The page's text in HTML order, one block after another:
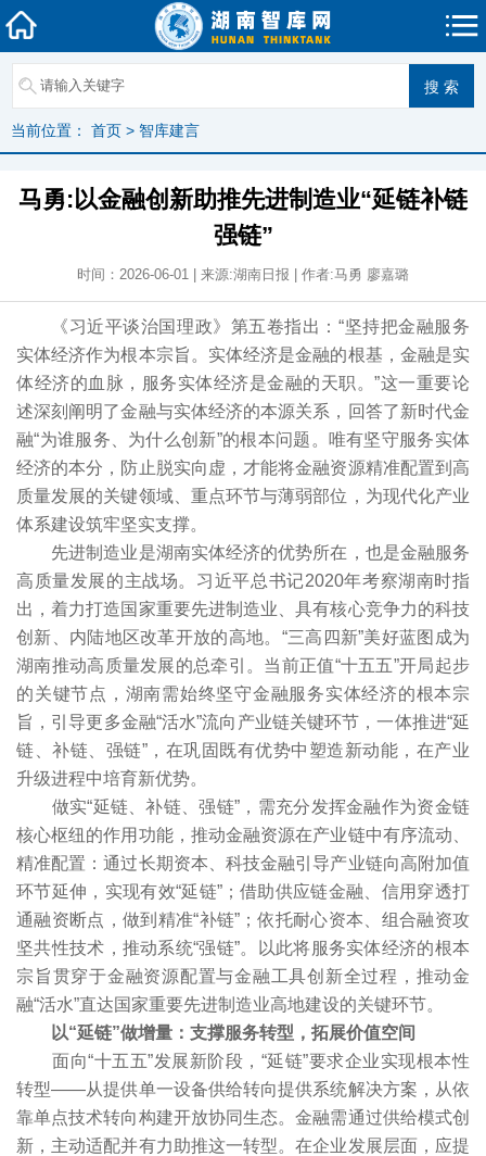
当前位置： 首页 > 智库建言
马勇:以金融创新助推先进制造业“延链补链
强链”
时间：2026-06-01 | 来源:湖南日报 | 作者:马勇 廖嘉璐
《习近平谈治国理政》第五卷指出：“坚持把金融服务
实体经济作为根本宗旨。实体经济是金融的根基，金融是实
体经济的血脉，服务实体经济是金融的天职。”这一重要论
述深刻阐明了金融与实体经济的本源关系，回答了新时代金
融“为谁服务、为什么创新”的根本问题。唯有坚守服务实体
经济的本分，防止脱实向虚，才能将金融资源精准配置到高
质量发展的关键领域、重点环节与薄弱部位，为现代化产业
体系建设筑牢坚实支撑。
先进制造业是湖南实体经济的优势所在，也是金融服务
高质量发展的主战场。习近平总书记2020年考察湖南时指
出，着力打造国家重要先进制造业、具有核心竞争力的科技
创新、内陆地区改革开放的高地。“三高四新”美好蓝图成为
湖南推动高质量发展的总牵引。当前正值“十五五”开局起步
的关键节点，湖南需始终坚守金融服务实体经济的根本宗
旨，引导更多金融“活水”流向产业链关键环节，一体推进“延
链、补链、强链”，在巩固既有优势中塑造新动能，在产业
升级进程中培育新优势。
做实“延链、补链、强链”，需充分发挥金融作为资金链
核心枢纽的作用功能，推动金融资源在产业链中有序流动、
精准配置：通过长期资本、科技金融引导产业链向高附加值
环节延伸，实现有效“延链”；借助供应链金融、信用穿透打
通融资断点，做到精准“补链”；依托耐心资本、组合融资攻
坚共性技术，推动系统“强链”。以此将服务实体经济的根本
宗旨贯穿于金融资源配置与金融工具创新全过程，推动金
融“活水”直达国家重要先进制造业高地建设的关键环节。
以“延链”做增量： 支撑服务转型，拓展价值空间
面向“十五五”发展新阶段，“延链”要求企业实现根本性
转型——从提供单一设备供给转向提供系统解决方案，从依
靠单点技术转向构建开放协同生态。金融需通过供给模式创
新，主动适配并有力助推这一转型。在企业发展层面，应提